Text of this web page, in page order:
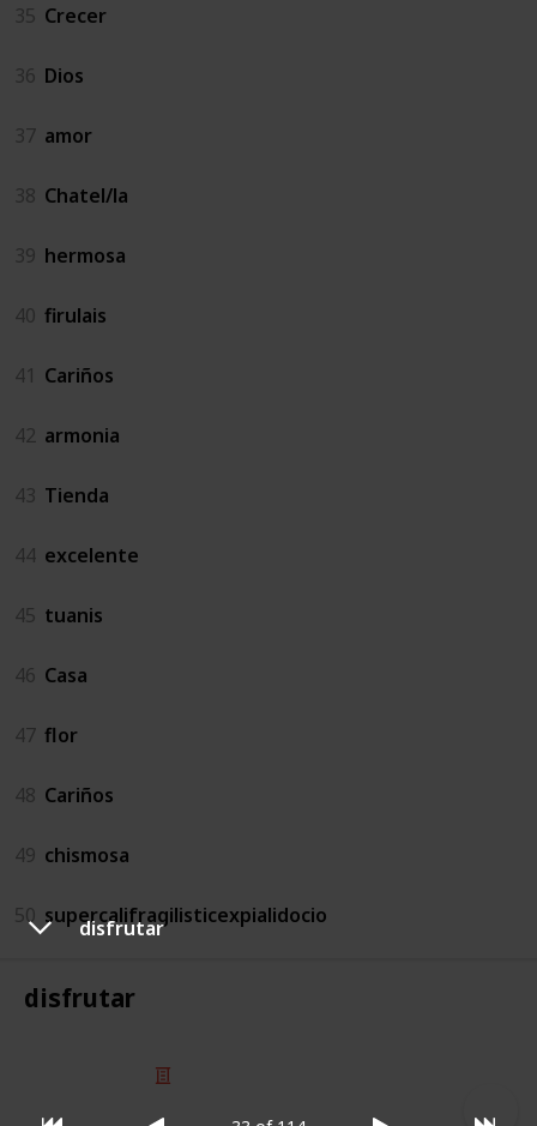
disfrutar
disfrutar
35 Crecer
36 Dios
37 amor
38 Chatel/la
39 hermosa
40 firulais
41 Cariños
42 armonia
43 Tienda
44 excelente
45 tuanis
46 Casa
47 flor
48 Cariños
49 chismosa
50 supercalifragilisticexpialidocio